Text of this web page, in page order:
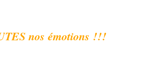
nos émotions !!!